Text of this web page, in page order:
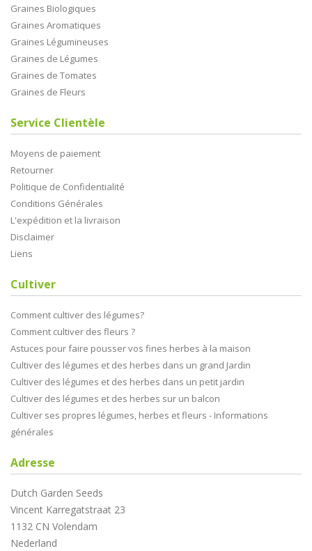
Graines Biologiques
Graines Aromatiques
Graines Légumineuses
Graines de Légumes
Graines de Tomates
Graines de Fleurs
Service Clientèle
Moyens de paiement
Retourner
Politique de Confidentialité
Conditions Générales
L'expédition et la livraison
Disclaimer
Liens
Cultiver
Comment cultiver des légumes?
Comment cultiver des fleurs ?
Astuces pour faire pousser vos fines herbes à la maison
Cultiver des légumes et des herbes dans un grand Jardin
Cultiver des légumes et des herbes dans un petit jardin
Cultiver des légumes et des herbes sur un balcon
Cultiver ses propres légumes, herbes et fleurs - Informations
générales
Adresse
Dutch Garden Seeds
Vincent Karregatstraat 23
1132 CN Volendam
Nederland